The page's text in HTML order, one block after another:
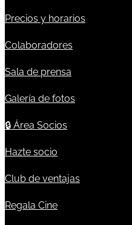
Precios y horarios
Colaboradores
Sala de prensa
Galería de fotos
🔒 Área Socios
Hazte socio
Club de ventajas
Regala Cine